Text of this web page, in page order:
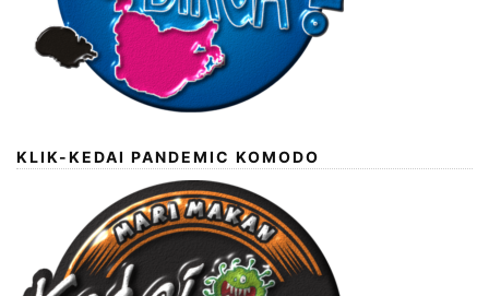
KLIK-KEDAI PANDEMIC KOMODO